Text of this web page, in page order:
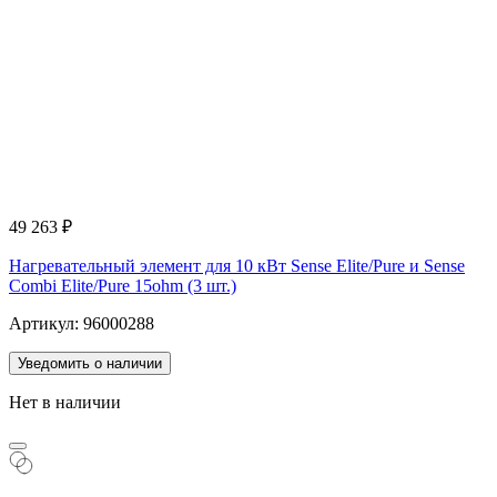
49 263 ₽
Нагревательный элемент для 10 кВт Sense Elite/Pure и Sense
Combi Elite/Pure 15ohm (3 шт.)
Артикул: 96000288
Уведомить о наличии
Нет в наличии